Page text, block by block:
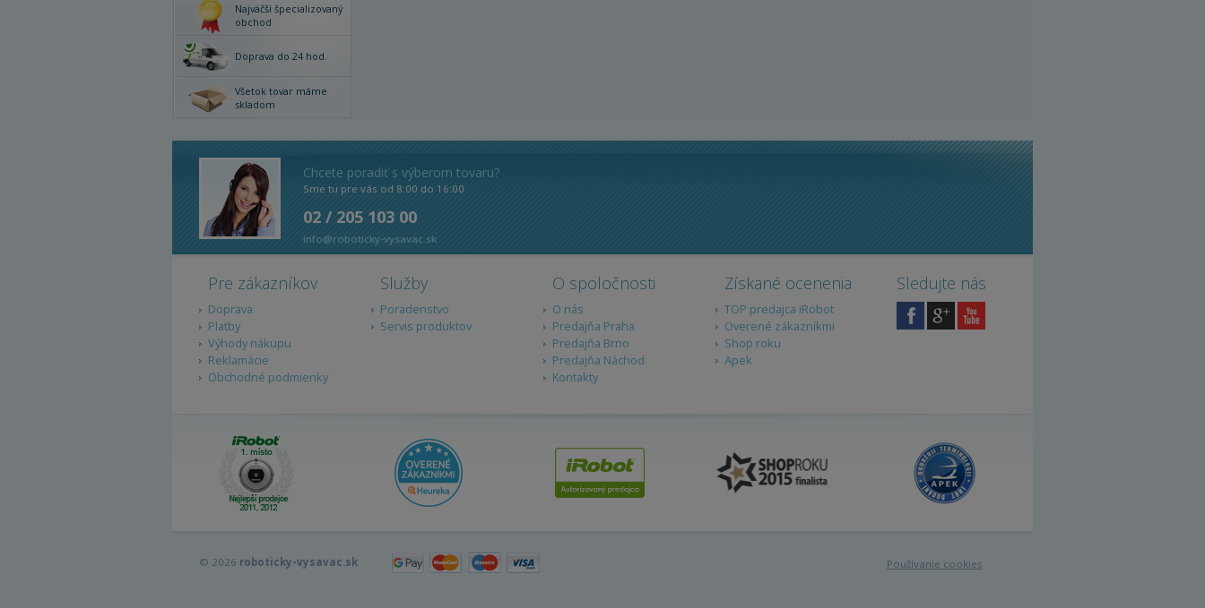
Najväčší špecializovaný
obchod
Doprava do 24 hod.
Všetok tovar máme
skladom
Chcete poradiť s výberom tovaru?
Sme tu pre vás od 8:00 do 16:00
02 / 205 103 00
info@roboticky-vysavac.sk
Pre zákazníkov
Doprava
Platby
Výhody nákupu
Reklamácie
Obchodné podmienky
Služby
Poradenstvo
Servis produktov
O spoločnosti
O nás
Predajňa Praha
Predajňa Brno
Predajňa Náchod
Kontakty
Získané ocenenia
TOP predajca iRobot
Overené zákazníkmi
Shop roku
Apek
Sledujte nás
© 2026 roboticky-vysavac.sk Používanie cookies